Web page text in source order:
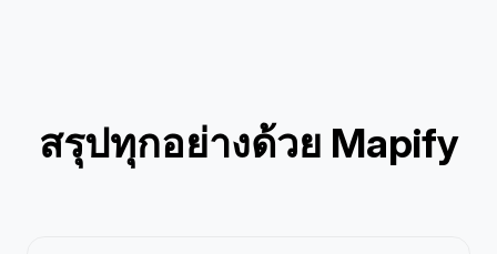
สรุปทุกอย่างด้วย Mapify